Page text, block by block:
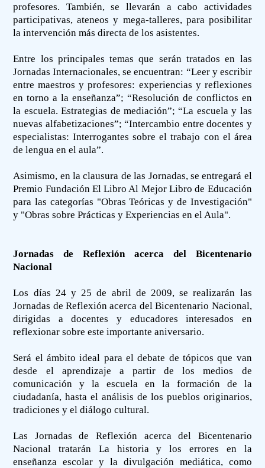
profesores. También, se llevarán a cabo actividades
participativas, ateneos y mega-talleres, para posibilitar
la intervención más directa de los asistentes.
Entre los principales temas que serán tratados en las
Jornadas Internacionales, se encuentran: “Leer y escribir
entre maestros y profesores: experiencias y reflexiones
en torno a la enseñanza”; “Resolución de conflictos en
la escuela. Estrategias de mediación”; “La escuela y las
nuevas alfabetizaciones”; “Intercambio entre docentes y
especialistas: Interrogantes sobre el trabajo con el área
de lengua en el aula”.
Asimismo, en la clausura de las Jornadas, se entregará el
Premio Fundación El Libro Al Mejor Libro de Educación
para las categorías "Obras Teóricas y de Investigación"
y "Obras sobre Prácticas y Experiencias en el Aula".
Jornadas de Reflexión acerca del Bicentenario
Nacional
Los días 24 y 25 de abril de 2009, se realizarán las
Jornadas de Reflexión acerca del Bicentenario Nacional,
dirigidas a docentes y educadores interesados en
reflexionar sobre este importante aniversario.
Será el ámbito ideal para el debate de tópicos que van
desde el aprendizaje a partir de los medios de
comunicación y la escuela en la formación de la
ciudadanía, hasta el análisis de los pueblos originarios,
tradiciones y el diálogo cultural.
Las Jornadas de Reflexión acerca del Bicentenario
Nacional tratarán La historia y los errores en la
enseñanza escolar y la divulgación mediática, como